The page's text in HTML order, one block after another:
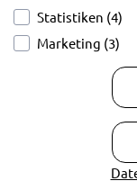
Statistiken (4)
Marketing (3)